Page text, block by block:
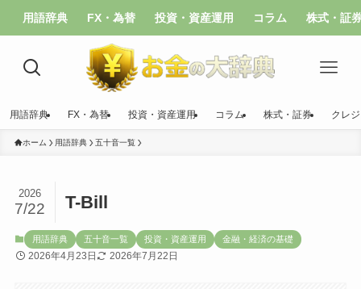
用語辞典 FX・為替 投資・資産運用 コラム 株式・証
用語辞典 FX・為替 投資・資産運用 コラム 株式・証券 クレ
ホーム 用語辞典 五十音一覧
T-Bill
2026
7/22
用語辞典 五十音一覧 投資・資産運用 金融・経済の基礎
2026年4月23日 2026年7月22日